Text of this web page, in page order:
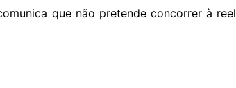
que não pretende concorrer à